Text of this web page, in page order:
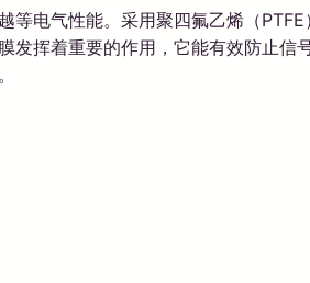
等电气性能。采用聚四氟乙烯（
发挥着重要的作用，它能有效防止信